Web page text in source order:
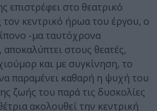
επιστρέφει στο θεατρικό
τον κεντρικό ήρωα του έργου, ο
-μα ταυτόχρονα
στους θεατές,
και με συγκίνηση, το
παραμένει καθαρή η ψυχή του
ζωής του παρά τις δυσκολίες
ακολουθεί την κεντρική